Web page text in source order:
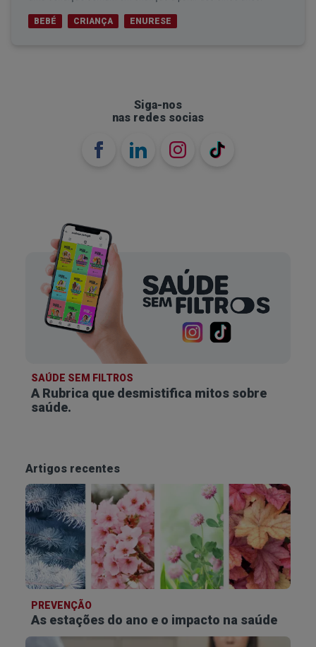
BEBÉ CRIANÇA ENURESE
Siga-nos
nas redes socias
SAÚDE SEM FILTROS
A Rubrica que desmistifica mitos sobre
saúde.
Artigos recentes
PREVENÇÃO
As estações do ano e o impacto na saúde